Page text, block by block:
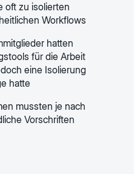
oft zu isolierten
Workflows
hatten
für die Arbeit
eine Isolierung
hatte
mussten je nach
Vorschriften